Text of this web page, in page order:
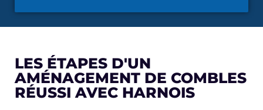
LES ÉTAPES D'UN
AMÉNAGEMENT DE COMBLES
RÉUSSI AVEC HARNOIS